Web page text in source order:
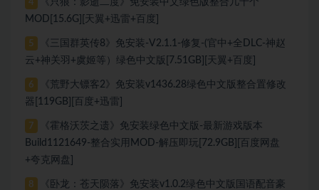
4
MOD[15.6G][天翼+迅雷+百度]
5
《三国群英传8》免安装-V2.1.1-修复-(官中+全DLC-神赵
云+神关羽+虞姬等）绿色中文版[7.51GB][天翼+百度]
6
《荒野大镖客2》免安装v1436.28绿色中文版整合置修改
器[119GB][百度+迅雷]
7
《霍格沃茨之遗》免安装绿色中文版-最新游戏版本
Build1121649-整合实用MOD-解压即玩[72.9GB][百度网盘
+夸克网盘]
8
《卧龙：苍天陨落》免安装v1.0.2绿色中文版国语配音豪